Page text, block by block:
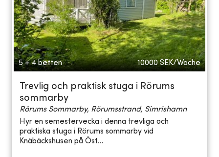
5 + 4 betten 10000 SEK/Woche
Trevlig och praktisk stuga i Rörums
sommarby
Rörums Sommarby, Rörumsstrand, Simrishamn
Hyr en semestervecka i denna trevliga och
praktiska stuga i Rörums sommarby vid
Knäbäckshusen på Öst...